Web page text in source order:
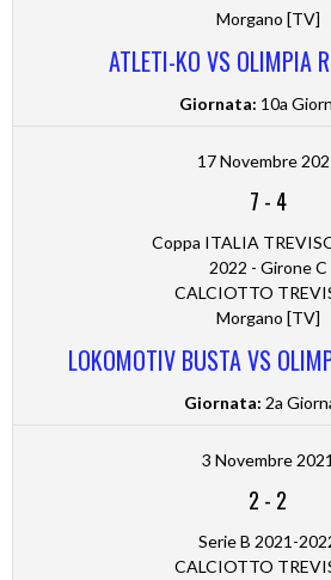
Morgano [TV]
ATLETI-KO VS OLIMPIA
Giornata: 10a
17 Novembre
7 - 4
Coppa ITALIA
2022 - Girone C
CALCIOTTO
Morgano [TV]
LOKOMOTIV BUSTA VS
Giornata: 2a
3 Novembre 2021
2 - 2
Serie B 2021-
CALCIOTTO